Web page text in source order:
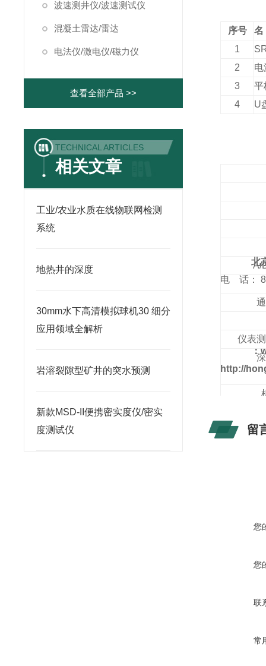
波速测井仪/波速测试仪
混凝土雷达/雷达
电法仪/激电仪/磁力仪
查看全部产品 >>
TECHNICAL ARTICLES
相关文章
工业/农业水质在线物联网检测
系统
地热井的深度
30mm水下高清模拟球机30 细分
应用领域全解析
岩溶裂隙型矿井的突水预测
新款MSD-II便携密实度仪/密实
度测试仪
序号
1
2
电
3
平
4
U
A/
仪表
北
电 话：
http://
留
您
您
联
常